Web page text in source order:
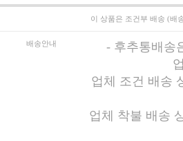
이 상품은 조건부 배송 (배
배송안내 - 후추통배송
업체 조건 배송
업체 착불 배송